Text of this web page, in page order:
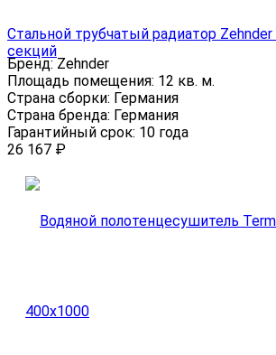
Стальной трубчатый радиатор
секций
Бренд:Zehnder
Площадь помещения: 12 кв. м.
Страна сборки: Германия
Страна бренда: Германия
Гарантийный срок: 10 года
26 167 ₽